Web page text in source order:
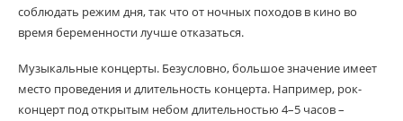
соблюдать режим дня, так что от ночных походов в кино во
время беременности лучше отказаться.
Музыкальные концерты. Безусловно, большое значение имеет
место проведения и длительность концерта. Например, рок-
концерт под открытым небом длительностью 4–5 часов –